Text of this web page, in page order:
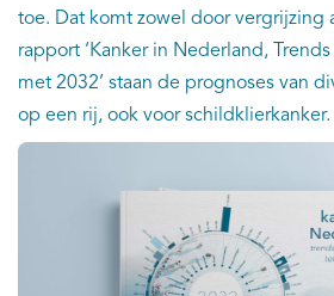
toe. Dat komt zowel door vergrijzing
rapport ‘Kanker in Nederland,
met 2032’ staan de prognoses van
op een rij, ook voor schildklierkanker.